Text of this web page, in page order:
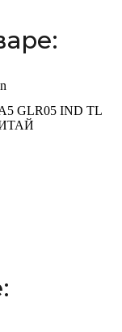
GLR05 IND TL